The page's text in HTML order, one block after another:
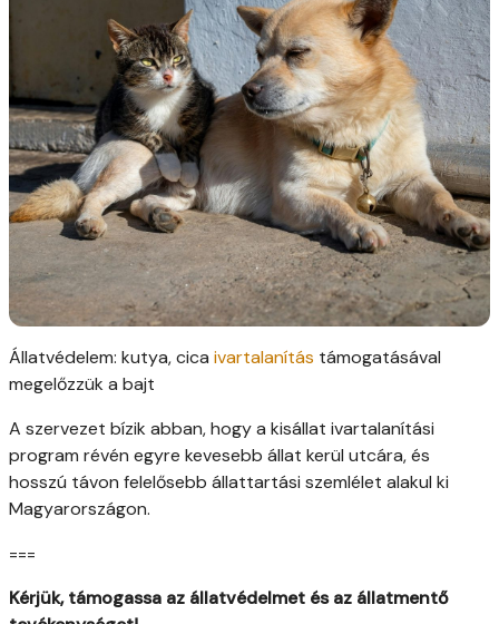
Állatvédelem: kutya, cica ivartalanítás támogatásával
megelőzzük a bajt
A szervezet bízik abban, hogy a kisállat ivartalanítási
program révén egyre kevesebb állat kerül utcára, és
hosszú távon felelősebb állattartási szemlélet alakul ki
Magyarországon.
===
Kérjük, támogassa az állatvédelmet és az állatmentő